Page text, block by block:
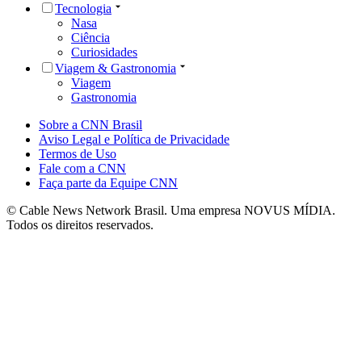
Tecnologia
Nasa
Ciência
Curiosidades
Viagem & Gastronomia
Viagem
Gastronomia
Sobre a CNN Brasil
Aviso Legal e Política de Privacidade
Termos de Uso
Fale com a CNN
Faça parte da Equipe CNN
© Cable News Network Brasil. Uma empresa NOVUS MÍDIA.
Todos os direitos reservados.